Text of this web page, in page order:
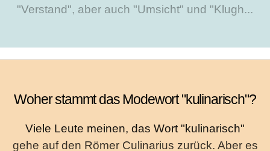
"Verstand", aber auch "Umsicht" und "Klugh...
Woher stammt das Modewort "kulinarisch"?
Viele Leute meinen, das Wort "kulinarisch"
gehe auf den Römer Culinarius zurück. Aber es